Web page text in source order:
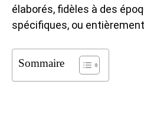
élaborés, fidèles à des
spécifiques, ou
Sommaire